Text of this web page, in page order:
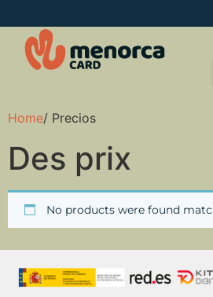
Home/ Precios
Des prix
No products were found